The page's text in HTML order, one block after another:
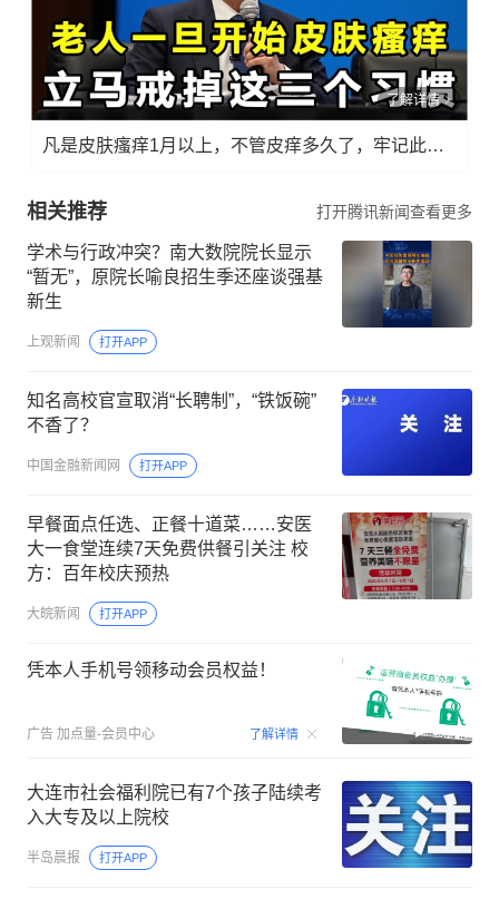
了解详情
凡是皮肤瘙痒1月以上，不管皮痒多久了，牢记此法，快！准！狠！
相关推荐 打开腾讯新闻查看更多
学术与行政冲突？南大数院院长显示
“暂无”，原院长喻良招生季还座谈强基
新生
上观新闻 打开APP
知名高校官宣取消“长聘制”，“铁饭碗”
不香了？
中国金融新闻网 打开APP
早餐面点任选、正餐十道菜……安医
大一食堂连续7天免费供餐引关注 校
方：百年校庆预热
大皖新闻 打开APP
凭本人手机号领移动会员权益！
广告 加点量-会员中心 了解详情 00:15
大连市社会福利院已有7个孩子陆续考
入大专及以上院校
半岛晨报 打开APP